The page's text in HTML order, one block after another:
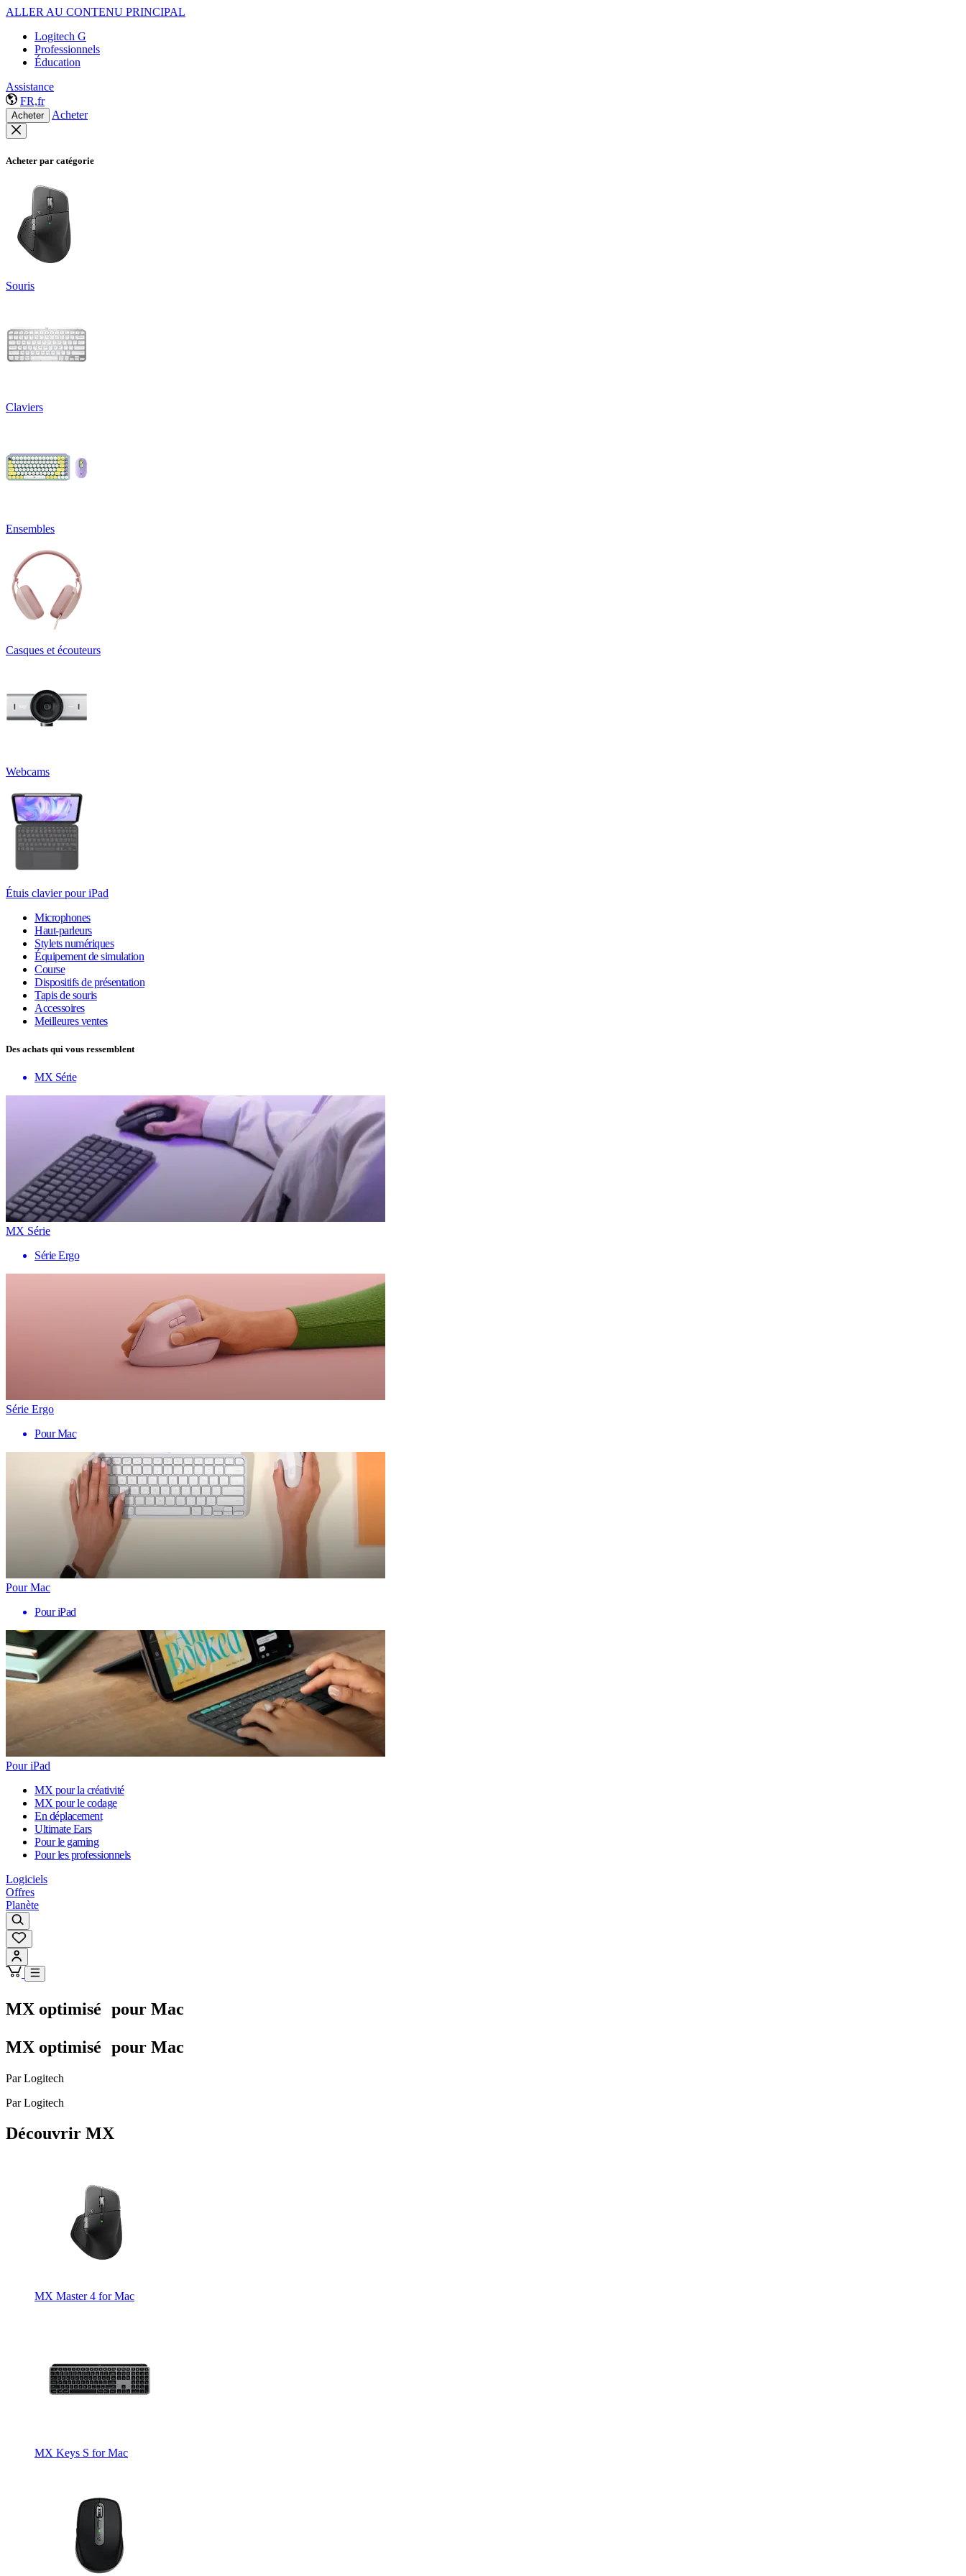
ALLER AU CONTENU PRINCIPAL
Logitech G
Professionnels
Éducation
Assistance
FR,fr
Acheter Acheter
Acheter par catégorie
Souris
Claviers
Ensembles
Casques et écouteurs
Webcams
Étuis clavier pour iPad
Microphones
Haut-parleurs
Stylets numériques
Équipement de simulation
Course
Dispositifs de présentation
Tapis de souris
Accessoires
Meilleures ventes
Des achats qui vous ressemblent
MX Série
MX Série
Série Ergo
Série Ergo
Pour Mac
Pour Mac
Pour iPad
Pour iPad
MX pour la créativité
MX pour le codage
En déplacement
Ultimate Ears
Pour le gaming
Pour les professionnels
Logiciels
Offres
Planète
MX optimisé pour Mac
MX optimisé pour Mac
Par Logitech
Par Logitech
Découvrir MX
MX Master 4 for Mac
MX Keys S for Mac